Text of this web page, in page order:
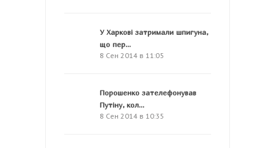
У Харкові затримали шпигуна,
що пер...
8 Сен 2014 в 11:05
Порошенко зателефонував
Путіну, кол...
8 Сен 2014 в 10:35